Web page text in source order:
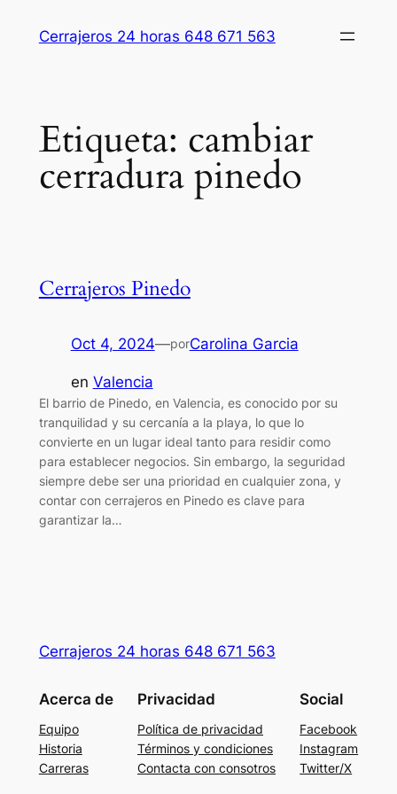
Cerrajeros 24 horas 648 671 563
Etiqueta: cambiar
cerradura pinedo
Cerrajeros Pinedo
Oct 4, 2024—porCarolina Garcia
en Valencia
El barrio de Pinedo, en Valencia, es conocido por su
tranquilidad y su cercanía a la playa, lo que lo
convierte en un lugar ideal tanto para residir como
para establecer negocios. Sin embargo, la seguridad
siempre debe ser una prioridad en cualquier zona, y
contar con cerrajeros en Pinedo es clave para
garantizar la…
Cerrajeros 24 horas 648 671 563
Acerca de
Equipo
Historia
Carreras
Privacidad
Política de privacidad
Términos y condiciones
Contacta con consotros
Social
Facebook
Instagram
Twitter/X